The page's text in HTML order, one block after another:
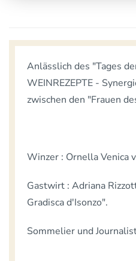
Anlässlich des "Tages
WEINREZEPTE -
zwischen den "Frauen
Winzer : Ornella Venica
Gastwirt : Adriana
Gradisca d'Isonzo".
Sommelier und